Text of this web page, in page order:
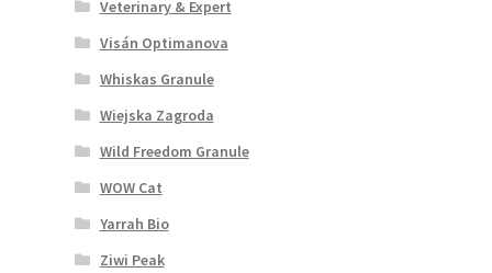
Veterinary & Expert
Visán Optimanova
Whiskas Granule
Wiejska Zagroda
Wild Freedom Granule
WOW Cat
Yarrah Bio
Ziwi Peak